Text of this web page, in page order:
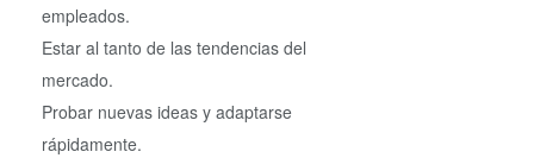
empleados.
Estar al tanto de las tendencias del
mercado.
Probar nuevas ideas y adaptarse
rápidamente.